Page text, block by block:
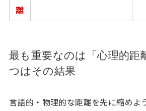
離
最も重要なのは「心理的
つはその結果
言語的・物理的な距離を先に縮めよ